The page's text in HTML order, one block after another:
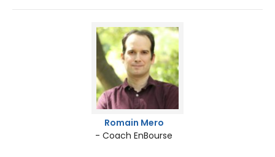
Romain Mero
- Coach EnBourse